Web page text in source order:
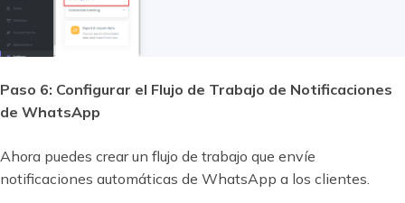
Paso 6: Configurar el Flujo de Trabajo de Notificaciones
de WhatsApp
Ahora puedes crear un flujo de trabajo que envíe
notificaciones automáticas de WhatsApp a los clientes.